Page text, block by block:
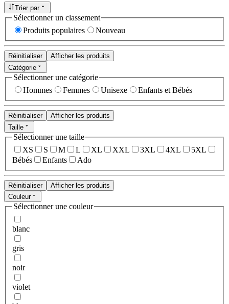
Trier par
Sélectionner un classement
Produits populaires
Nouveau
Réinitialiser
Afficher les produits
Catégorie
Sélectionner une catégorie
Hommes
Femmes Unisexe Enfants et Bébés
Réinitialiser
Afficher les produits
Taille
Sélectionner une taille
XS
S M L XL XXL 3XL 4XL
5XL
Bébés
Enfants Ado
Réinitialiser
Afficher les produits
Couleur
Sélectionner une couleur
blanc
gris
noir
violet